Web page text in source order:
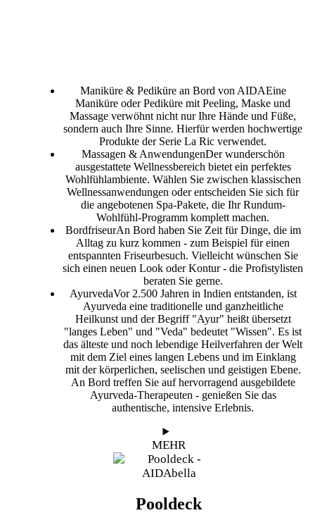
Maniküre & Pediküre an Bord von AIDAEine
Maniküre oder Pediküre mit Peeling, Maske und
Massage verwöhnt nicht nur Ihre Hände und Füße,
sondern auch Ihre Sinne. Hierfür werden hochwertige
Produkte der Serie La Ric verwendet.
Massagen & AnwendungenDer wunderschön
ausgestattete Wellnessbereich bietet ein perfektes
Wohlfühlambiente. Wählen Sie zwischen klassischen
Wellnessanwendungen oder entscheiden Sie sich für
die angebotenen Spa-Pakete, die Ihr Rundum-
Wohlfühl-Programm komplett machen.
BordfriseurAn Bord haben Sie Zeit für Dinge, die im
Alltag zu kurz kommen - zum Beispiel für einen
entspannten Friseurbesuch. Vielleicht wünschen Sie
sich einen neuen Look oder Kontur - die Profistylisten
beraten Sie gerne.
AyurvedaVor 2.500 Jahren in Indien entstanden, ist
Ayurveda eine traditionelle und ganzheitliche
Heilkunst und der Begriff "Ayur" heißt übersetzt
"langes Leben" und "Veda" bedeutet "Wissen". Es ist
das älteste und noch lebendige Heilverfahren der Welt
mit dem Ziel eines langen Lebens und im Einklang
mit der körperlichen, seelischen und geistigen Ebene.
An Bord treffen Sie auf hervorragend ausgebildete
Ayurveda-Therapeuten - genießen Sie das
authentische, intensive Erlebnis.
MEHR
Pooldeck